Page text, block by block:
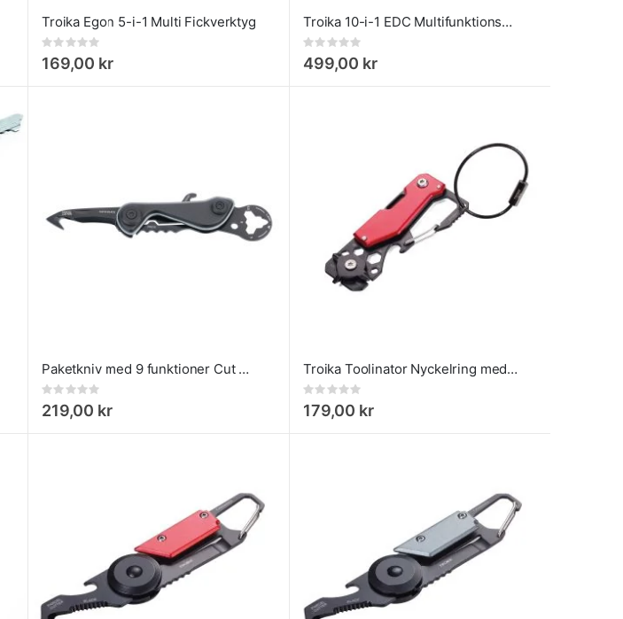
Troika Egon 5-i-1 Multi Fickverktyg
Rating:
169,00 kr
Troika 10-i-1 EDC Multifunktionsverktyg för fickan
Rating:
499,00 kr
Paketkniv med 9 funktioner Cut & Cart
Rating:
219,00 kr
Troika Toolinator Nyckelring med 10 funktioner Röd
Rating:
179,00 kr